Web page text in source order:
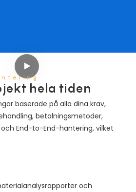
hela tiden
baserade på alla dina krav,
betalningsmetoder,
End-to-End-hantering, vilket
och